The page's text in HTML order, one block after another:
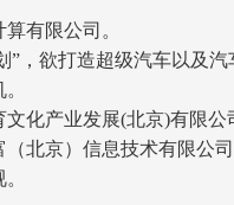
有限公司。
”，欲打造超级汽车以及
文化产业发展(北京)有限公
（北京）信息技术有限公